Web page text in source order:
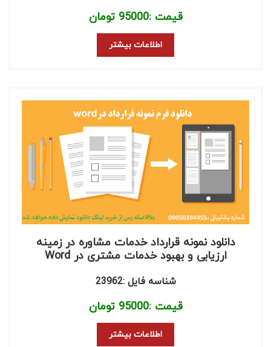
قیمت :95000 تومان
اطلاعات بیشتر
دانلود نمونه قرارداد خدمات مشاوره در زمینه
ارزیابی و بهبود خدمات مشتری در Word
شناسه فایل :23962
قیمت :95000 تومان
اطلاعات بیشتر